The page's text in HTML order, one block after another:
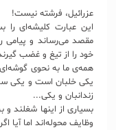
عزرائیل، فرشته نیست!
این عبارت کلیشه‌ای را
مقصد می‌رساند و پیامی
خود را از تیغ و غضب
همه‌ی ما به نحوی گوشه‌ای
یکی خلبان است و یکی
زندانبان و یکی...
وظایف محوله‌اند اما آیا